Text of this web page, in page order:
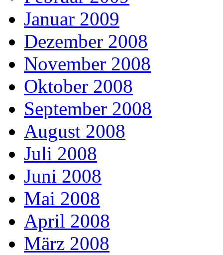
Januar 2009
Dezember 2008
November 2008
Oktober 2008
September 2008
August 2008
Juli 2008
Juni 2008
Mai 2008
April 2008
März 2008